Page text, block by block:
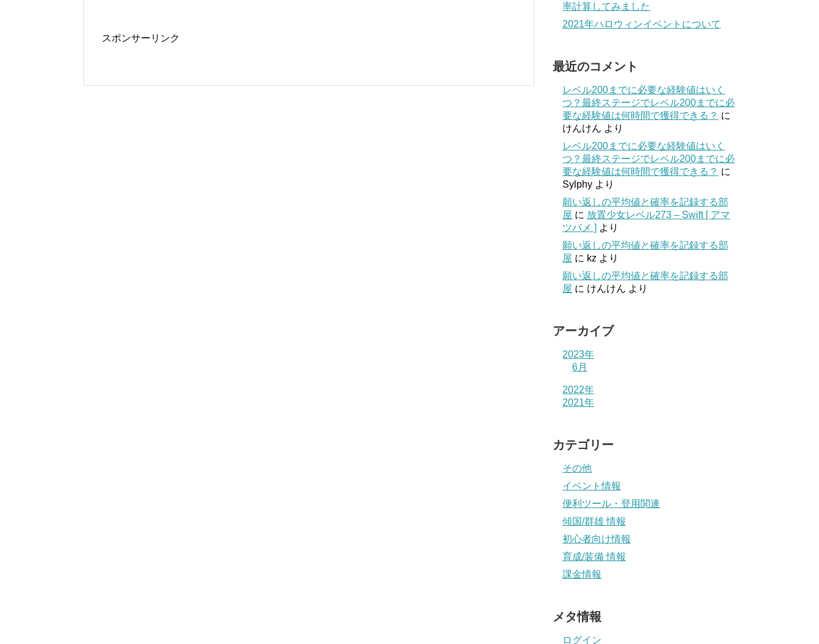
スポンサーリンク
率計算してみました
2021年ハロウィンイベントについて
最近のコメント
レベル200までに必要な経験値はいく
つ？最終ステージでレベル200までに必
要な経験値は何時間で獲得できる？ に
けんけん より
レベル200までに必要な経験値はいく
つ？最終ステージでレベル200までに必
要な経験値は何時間で獲得できる？ に
Sylphy より
願い返しの平均値と確率を記録する部
屋 に 放置少女レベル273 – Swift [ アマ
ツバメ ] より
願い返しの平均値と確率を記録する部
屋 に kz より
願い返しの平均値と確率を記録する部
屋 に けんけん より
アーカイブ
2023年
6月
2022年
2021年
カテゴリー
その他
イベント情報
便利ツール・登用関連
傾国/群雄 情報
初心者向け情報
育成/装備 情報
課金情報
メタ情報
ログイン